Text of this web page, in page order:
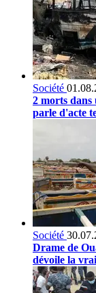
Société
2 morts
parle d'acte
Société
Drame de
dévoile la